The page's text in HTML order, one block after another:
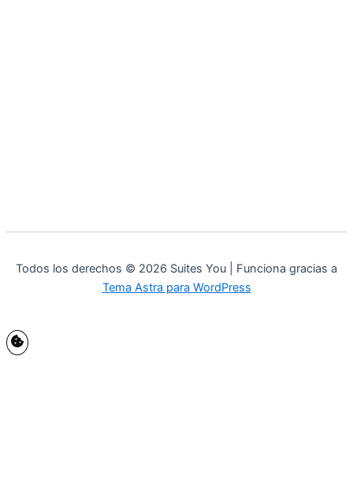
Todos los derechos © 2026 Suites You | Funciona gracias a
Tema Astra para WordPress